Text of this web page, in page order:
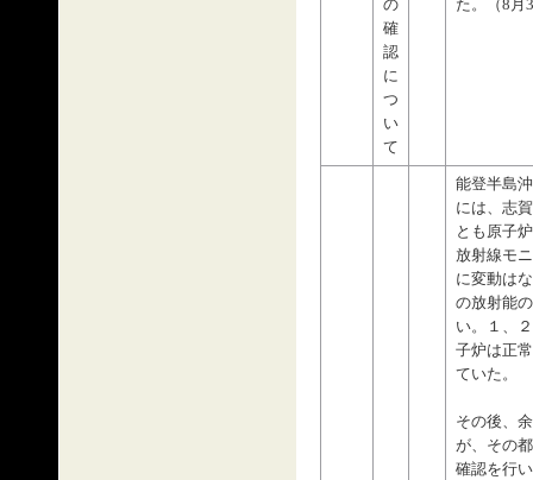
の
確
認
に
つ
い
て
た。（8月
能登半島
には、志
とも原子
放射線モ
に変動は
の放射能
い。１、
子炉は正
ていた。
その後、
が、その
確認を行